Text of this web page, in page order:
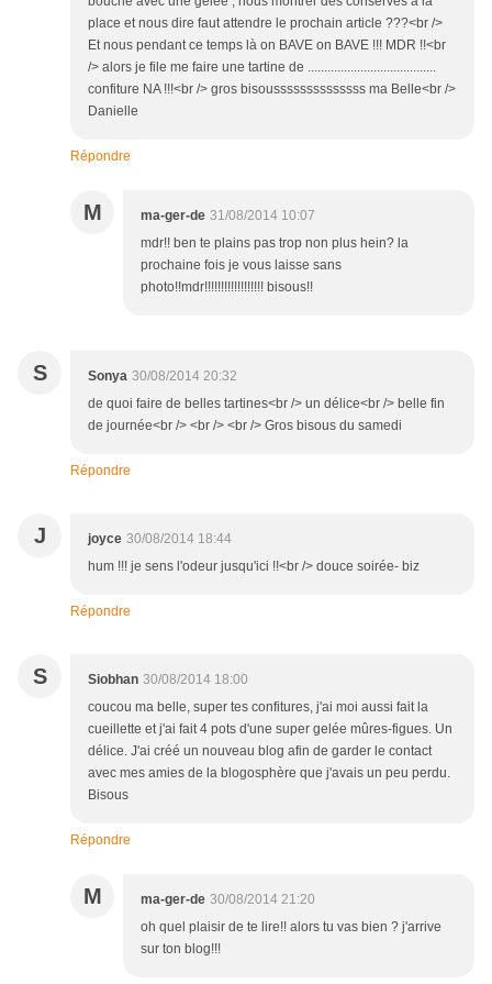
place et nous dire faut attendre le prochain article ???<br />
Et nous pendant ce temps là on BAVE on BAVE !!! MDR !!<br
/> alors je file me faire une tartine de .......................................
confiture NA !!!<br /> gros bisoussssssssssssss ma Belle<br />
Danielle
Répondre
M ma-ger-de 31/08/2014 10:07
mdr!! ben te plains pas trop non plus hein? la
prochaine fois je vous laisse sans
photo!!mdr!!!!!!!!!!!!!!!!!! bisous!!
S Sonya 30/08/2014 20:32
de quoi faire de belles tartines<br /> un délice<br /> belle fin
de journée<br /> <br /> <br /> Gros bisous du samedi
Répondre
J joyce 30/08/2014 18:44
hum !!! je sens l'odeur jusqu'ici !!<br /> douce soirée- biz
Répondre
S Siobhan 30/08/2014 18:00
coucou ma belle, super tes confitures, j'ai moi aussi fait la
cueillette et j'ai fait 4 pots d'une super gelée mûres-figues. Un
délice. J'ai créé un nouveau blog afin de garder le contact
avec mes amies de la blogosphère que j'avais un peu perdu.
Bisous
Répondre
M ma-ger-de 30/08/2014 21:20
oh quel plaisir de te lire!! alors tu vas bien ? j'arrive
sur ton blog!!!